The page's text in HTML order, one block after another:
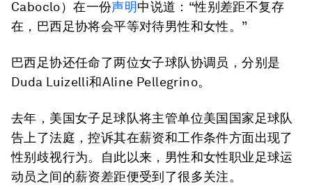
Caboclo）在一份声明中说道：“性别差距不复存
在，巴西足协将会平等对待男性和女性。”
巴西足协还任命了两位女子球队协调员，分别是
Duda Luizelli和Aline Pellegrino。
去年，美国女子足球队将主管单位美国国家足球队
告上了法庭，控诉其在薪资和工作条件方面出现了
性别歧视行为。自此以来，男性和女性职业足球运
动员之间的薪资差距便受到了很多关注。